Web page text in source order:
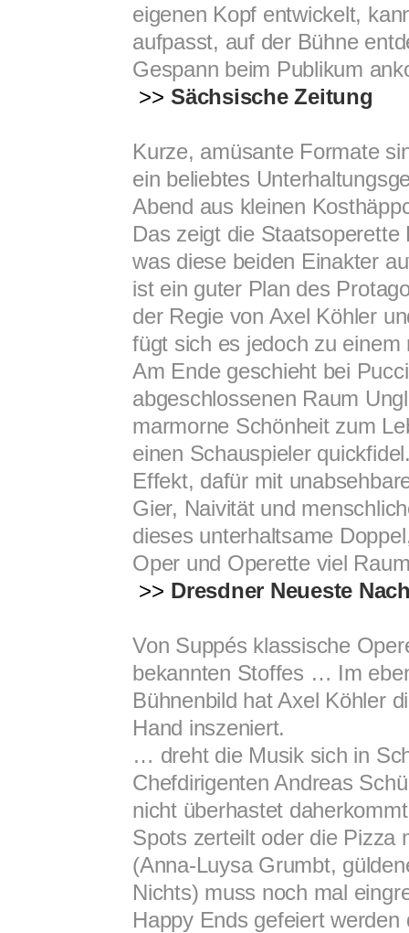
eigenen Kopf entwickelt,
aufpasst, auf der Bühne
Gespann beim Publikum
>> Sächsische Zeitung
Kurze, amüsante Formate
ein beliebtes
Abend aus kleinen
Das zeigt die
was diese beiden Einakter
ist ein guter Plan des
der Regie von Axel Köhler
fügt sich es jedoch zu
Am Ende geschieht bei
abgeschlossenen Raum
marmorne Schönheit zum
einen Schauspieler
Effekt, dafür mit
Gier, Naivität und
dieses unterhaltsame
Oper und Operette viel
>> Dresdner Neueste
Von Suppés klassische
bekannten Stoffes … Im
Bühnenbild hat Axel Köhler
Hand inszeniert.
… dreht die Musik sich in
Chefdirigenten Andreas
nicht überhastet
Spots zerteilt oder die Pizza
(Anna-Luysa Grumbt,
Nichts) muss noch mal
Happy Ends gefeiert werden